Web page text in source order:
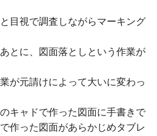
目視で調査しながらマーキング
とに、図面落としという作業が
が元請けによって大いに変わっ
キャドで作った図面に手書きで
作った図面があらかじめタブレ